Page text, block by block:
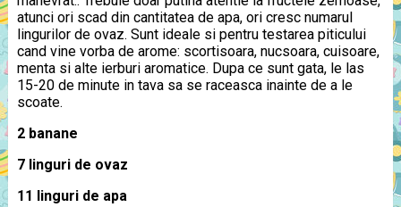
atunci ori scad din cantitatea de apa, ori cresc numarul
lingurilor de ovaz. Sunt ideale si pentru testarea piticului
cand vine vorba de arome: scortisoara, nucsoara, cuisoare,
menta si alte ierburi aromatice. Dupa ce sunt gata, le las
15-20 de minute in tava sa se raceasca inainte de a le
scoate.
2 banane
7 linguri de ovaz
11 linguri de apa